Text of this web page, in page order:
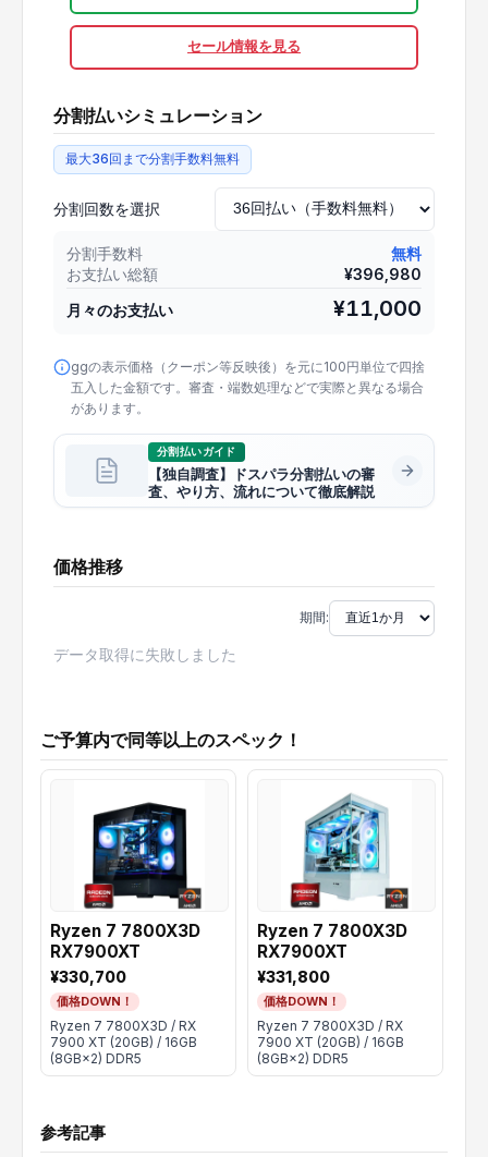
セール情報を見る
分割払いシミュレーション
最大36回まで分割手数料無料
分割回数を選択
分割手数料
無料
お支払い総額
¥396,980
月々のお支払い
¥11,000
ggの表示価格（クーポン等反映後）を元に100円単位で四捨
五入した金額です。審査・端数処理などで実際と異なる場合
があります。
分割払いガイド
【独自調査】ドスパラ分割払いの審
査、やり方、流れについて徹底解説
価格推移
期間:
データ取得に失敗しました
ご予算内で同等以上のスペック！
Ryzen 7 7800X3D
RX7900XT
¥330,700
価格DOWN！
Ryzen 7 7800X3D / RX
7900 XT (20GB) / 16GB
(8GB×2) DDR5
Ryzen 7 7800X3D
RX7900XT
¥331,800
価格DOWN！
Ryzen 7 7800X3D / RX
7900 XT (20GB) / 16GB
(8GB×2) DDR5
参考記事